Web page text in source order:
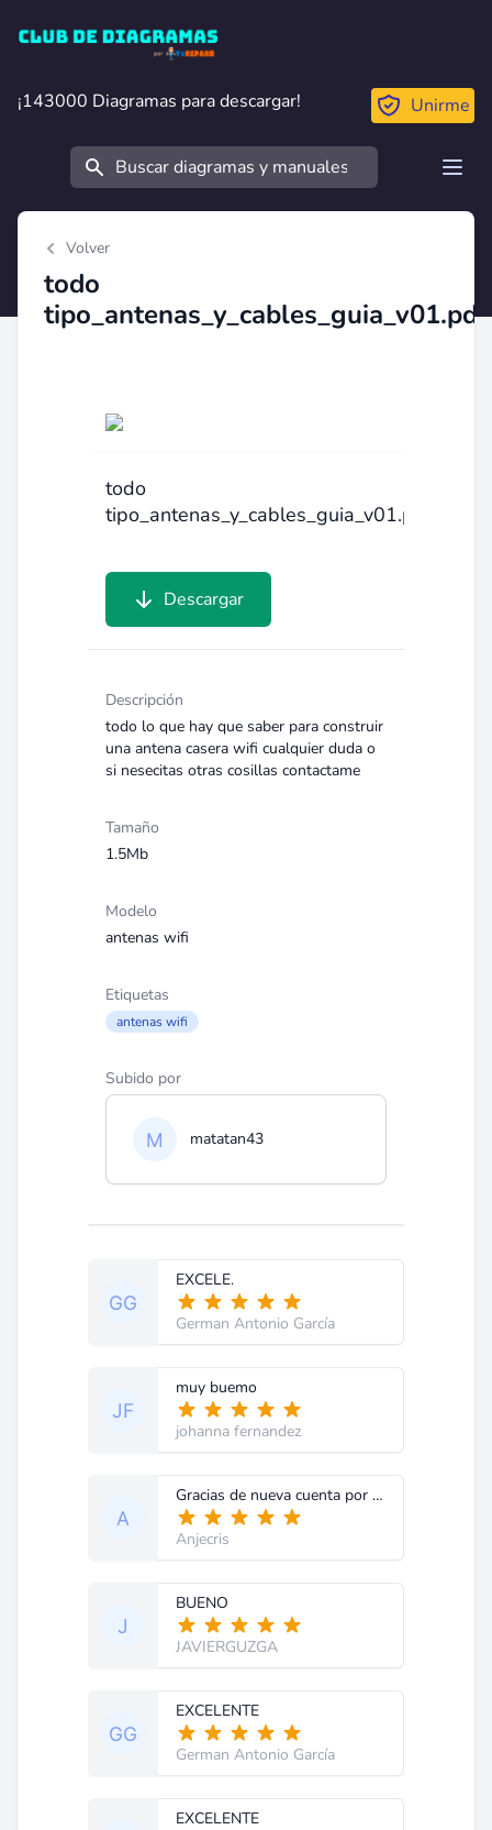
Club de Diagramas
¡143000 Diagramas para descargar!
¡143000 Diagramas para descargar! Unirme
Buscar
Volver
todo
tipo_antenas_y_cables_guia_v01.pdf
todo
tipo_antenas_y_cables_guia_v01.pdf
Descargar
Descripción
todo lo que hay que saber para construir
una antena casera wifi cualquier duda o
si nesecitas otras cosillas contactame
Tamaño
1.5Mb
Modelo
antenas wifi
Etiquetas
antenas wifi
Subido por
matatan43
EXCELE.
German Antonio García
muy buemo
johanna fernandez
Gracias de nueva cuenta por su trabajo.
Anjecris
BUENO
JAVIERGUZGA
EXCELENTE
German Antonio García
EXCELENTE